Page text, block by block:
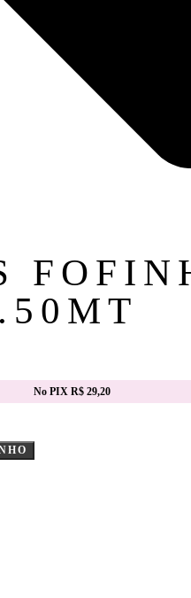
No PIX R$ 29,20